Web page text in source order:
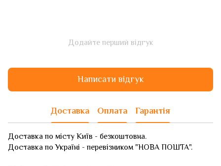
Додайте перший відгук
Написати відгук
Доставка Оплата Гарантія
Доставка по місту Київ - безкоштовна.
Доставка по Україні - перевізником "НОВА ПОШТА".